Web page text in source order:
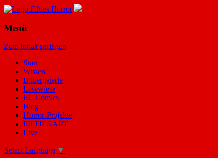
Menü
Zum Inhalt springen
Start
Wissen
Bildergalerie
Lesewiese
EC Comics
Blog
Horror-Projekte
FIFTIES ART
Live
Select Language ▼